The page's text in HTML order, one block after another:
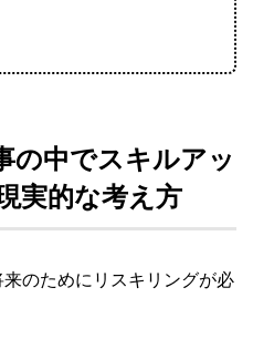
の中でスキルアッ
実的な考え方
来のためにリスキリングが必